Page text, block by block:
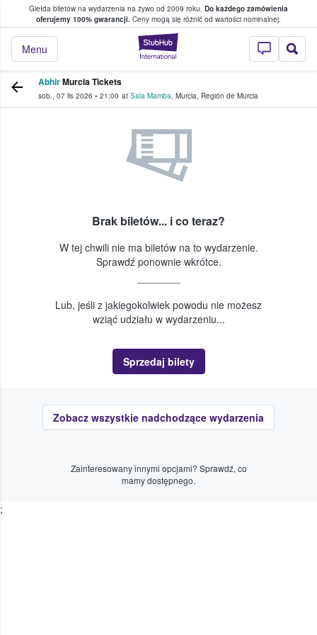
Giełda biletów na wydarzenia na żywo od 2009 roku. Do każdego zamówienia
oferujemy 100% gwarancji. Ceny mogą się różnić od wartości nominalnej.
StubHub —
Menu
w którym fani i kibice kupują i
AbhirMurcia Tickets
sob., 07 lis 2026 • 21:00 at Sala Mamba, Murcia, Región de Murcia
Brak biletów... i co teraz?
W tej chwili nie ma biletów na to wydarzenie.
Sprawdź ponownie wkrótce.
Lub, jeśli z jakiegokolwiek powodu nie możesz
wziąć udziału w wydarzeniu...
Sprzedaj bilety
Zobacz wszystkie nadchodzące wydarzenia
Zainteresowany innymi opcjami? Sprawdź, co
mamy dostępnego.
;